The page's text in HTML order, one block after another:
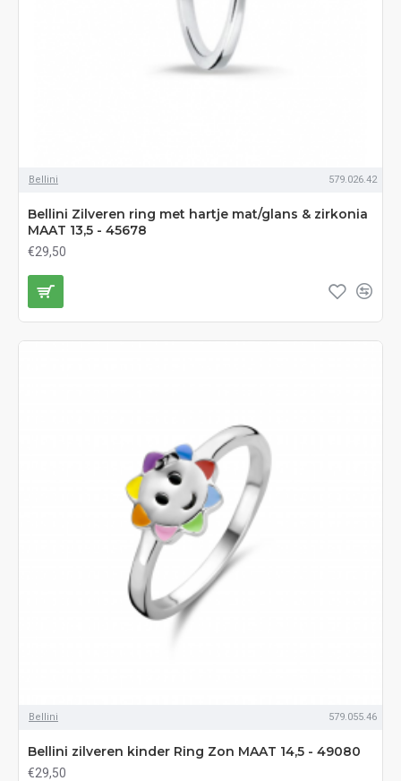
Bellini 579.026.42
Bellini Zilveren ring met hartje mat/glans & zirkonia
MAAT 13,5 - 45678
€29,50
Bellini 579.055.46
Bellini zilveren kinder Ring Zon MAAT 14,5 - 49080
€29,50